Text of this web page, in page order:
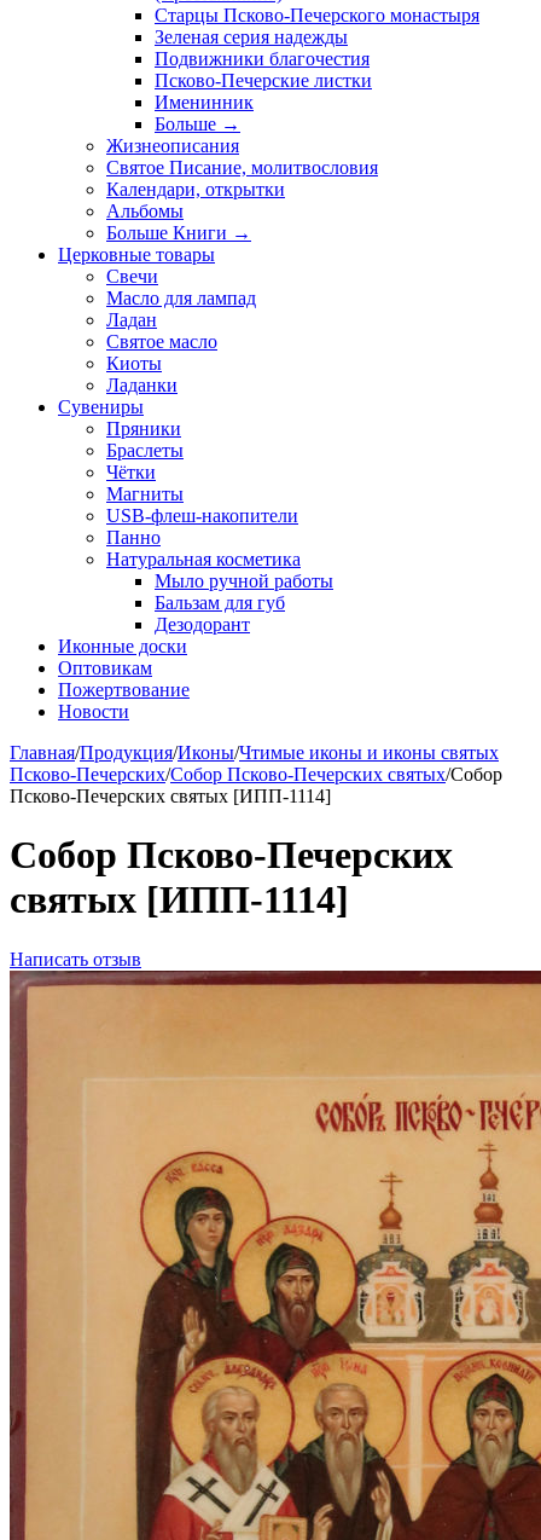
Старцы Псково-Печерского монастыря
Зеленая серия надежды
Подвижники благочестия
Псково-Печерские листки
Именинник
Больше →
Жизнеописания
Святое Писание, молитвословия
Календари, открытки
Альбомы
Больше Книги →
Церковные товары
Свечи
Масло для лампад
Ладан
Святое масло
Киоты
Ладанки
Сувениры
Пряники
Браслеты
Чётки
Магниты
USB-флеш-накопители
Панно
Натуральная косметика
Мыло ручной работы
Бальзам для губ
Дезодорант
Иконные доски
Оптовикам
Пожертвование
Новости
Главная/Продукция/Иконы/Чтимые иконы и иконы святых
Псково-Печерских/Собор Псково-Печерских святых/Собор
Псково-Печерских святых [ИПП-1114]
Собор Псково-Печерских
святых [ИПП-1114]
Написать отзыв